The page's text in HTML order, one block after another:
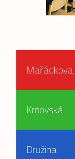
Mařádkova
Krnovská
Družina